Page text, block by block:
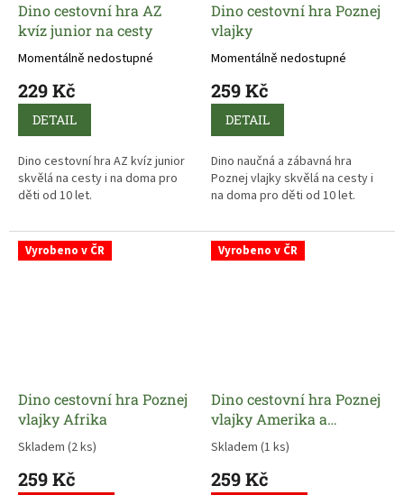
Dino cestovní hra AZ
kvíz junior na cesty
Momentálně nedostupné
229 Kč
DETAIL
Dino cestovní hra AZ kvíz junior
skvělá na cesty i na doma pro
děti od 10 let.
Dino cestovní hra Poznej
vlajky
Momentálně nedostupné
259 Kč
DETAIL
Dino naučná a zábavná hra
Poznej vlajky skvělá na cesty i
na doma pro děti od 10 let.
Vyrobeno v ČR
Dino cestovní hra Poznej
vlajky Afrika
Skladem (2 ks)
259 Kč
Vyrobeno v ČR
Dino cestovní hra Poznej
vlajky Amerika a
Austrálie
Skladem (1 ks)
259 Kč